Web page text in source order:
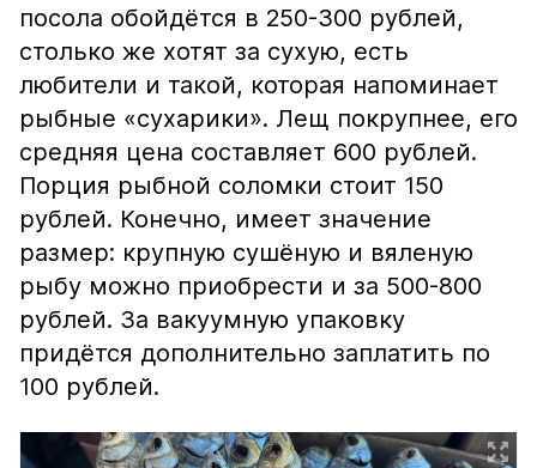
посола обойдётся в 250-300 рублей,
столько же хотят за сухую, есть
любители и такой, которая напоминает
рыбные «сухарики». Лещ покрупнее, его
средняя цена составляет 600 рублей.
Порция рыбной соломки стоит 150
рублей. Конечно, имеет значение
размер: крупную сушёную и вяленую
рыбу можно приобрести и за 500-800
рублей. За вакуумную упаковку
придётся дополнительно заплатить по
100 рублей.